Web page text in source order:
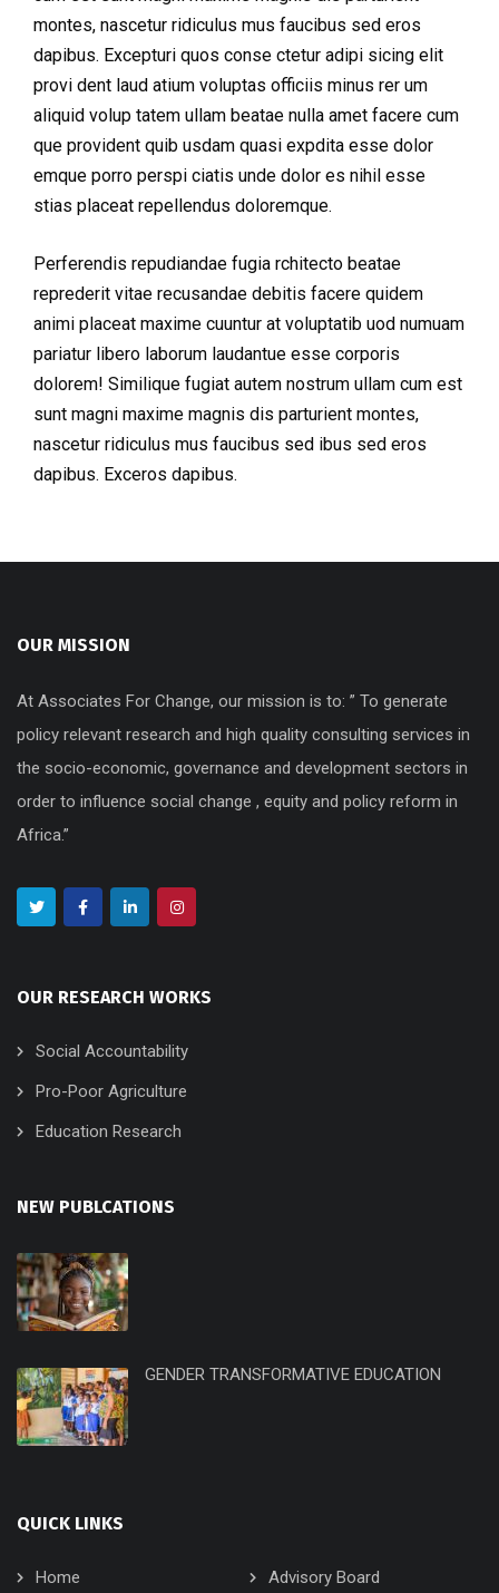
montes, nascetur ridiculus mus faucibus sed eros
dapibus. Excepturi quos conse ctetur adipi sicing elit
provi dent laud atium voluptas officiis minus rer um
aliquid volup tatem ullam beatae nulla amet facere cum
que provident quib usdam quasi expdita esse dolor
emque porro perspi ciatis unde dolor es nihil esse
stias placeat repellendus doloremque.
Perferendis repudiandae fugia rchitecto beatae
reprederit vitae recusandae debitis facere quidem
animi placeat maxime cuuntur at voluptatib uod numuam
pariatur libero laborum laudantue esse corporis
dolorem! Similique fugiat autem nostrum ullam cum est
sunt magni maxime magnis dis parturient montes,
nascetur ridiculus mus faucibus sed ibus sed eros
dapibus. Exceros dapibus.
OUR MISSION
At Associates For Change, our mission is to: ” To generate
policy relevant research and high quality consulting services in
the socio-economic, governance and development sectors in
order to influence social change , equity and policy reform in
Africa.”
OUR RESEARCH WORKS
Social Accountability
Pro-Poor Agriculture
Education Research
NEW PUBLCATIONS
GENDER TRANSFORMATIVE EDUCATION
QUICK LINKS
Home Advisory Board